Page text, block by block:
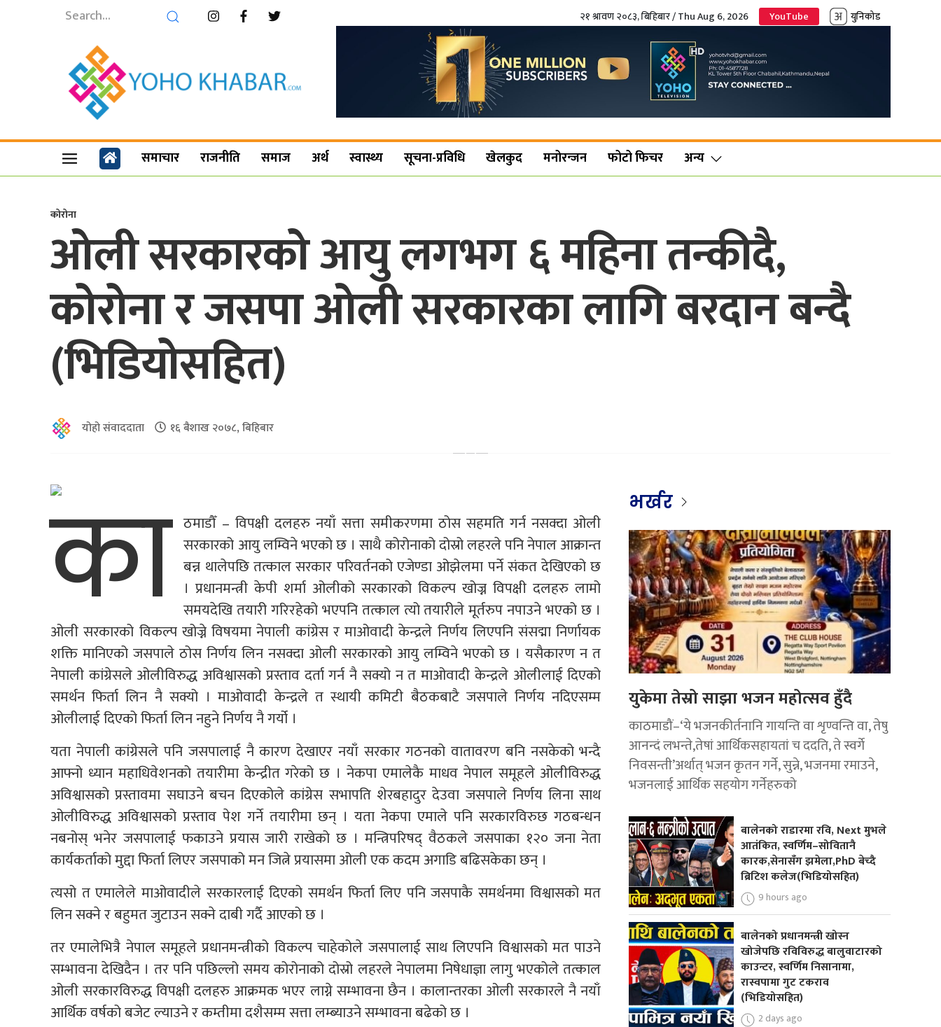
२१ श्रावण २०८३, बिहिबार / Thu Aug 6, 2026 YouTube युनिकोड
समाचार राजनीति समाज अर्थ स्वास्थ्य सूचना-प्रविधि खेलकुद मनोरन्जन फोटो फिचर अन्य
कोरोना
ओली सरकारको आयु लगभग ६ महिना तन्कीदै,
कोरोना र जसपा ओली सरकारका लागि बरदान बन्दै
(भिडियोसहित)
योहो संवाददाता १६ बैशाख २०७८, बिहिबार
का ठमाडौँ – विपक्षी दलहरु नयाँ सत्ता समीकरणमा ठोस सहमति गर्न नसक्दा ओली
सरकारको आयु लम्विने भएको छ । साथै कोरोनाको दोस्रो लहरले पनि नेपाल आक्रान्त
बन्न थालेपछि तत्काल सरकार परिवर्तनको एजेण्डा ओझेलमा पर्ने संकत देखिएको छ
। प्रधानमन्त्री केपी शर्मा ओलीको सरकारको विकल्प खोज्न विपक्षी दलहरु लामो
समयदेखि तयारी गरिरहेको भएपनि तत्काल त्यो तयारीले मूर्तरुप नपाउने भएको छ ।
ओली सरकारको विकल्प खोज्ने विषयमा नेपाली कांग्रेस र माओवादी केन्द्रले निर्णय लिएपनि संसद्मा निर्णायक
शक्ति मानिएको जसपाले ठोस निर्णय लिन नसक्दा ओली सरकारको आयु लम्विने भएको छ । यसैकारण न त
नेपाली कांग्रेसले ओलीविरुद्ध अविश्वासको प्रस्ताव दर्ता गर्न नै सक्यो न त माओवादी केन्द्रले ओलीलाई दिएको
समर्थन फिर्ता लिन नै सक्यो । माओवादी केन्द्रले त स्थायी कमिटी बैठकबाटै जसपाले निर्णय नदिएसम्म
ओलीलाई दिएको फिर्ता लिन नहुने निर्णय नै गर्यो ।
यता नेपाली कांग्रेसले पनि जसपालाई नै कारण देखाएर नयाँ सरकार गठनको वातावरण बनि नसकेको भन्दै
आफ्नो ध्यान महाधिवेशनको तयारीमा केन्द्रीत गरेको छ । नेकपा एमालेकै माधव नेपाल समूहले ओलीविरुद्ध
अविश्वासको प्रस्तावमा सघाउने बचन दिएकोले कांग्रेस सभापति शेरबहादुर देउवा जसपाले निर्णय लिना साथ
ओलीविरुद्ध अविश्वासको प्रस्ताव पेश गर्ने तयारीमा छन् । यता नेकपा एमाले पनि सरकारविरुछ गठबन्धन
नबनोस् भनेर जसपालाई फकाउने प्रयास जारी राखेको छ । मन्त्रिपरिषद् वैठकले जसपाका १२० जना नेता
कार्यकर्ताको मुद्दा फिर्ता लिएर जसपाको मन जित्ने प्रयासमा ओली एक कदम अगाडि बढिसकेका छन् ।
त्यसो त एमालेले माओवादीले सरकारलाई दिएको समर्थन फिर्ता लिए पनि जसपाकै समर्थनमा विश्वासको मत
लिन सक्ने र बहुमत जुटाउन सक्ने दाबी गर्दै आएको छ ।
तर एमालेभित्रै नेपाल समूहले प्रधानमन्त्रीको विकल्प चाहेकोले जसपालाई साथ लिएपनि विश्वासको मत पाउने
सम्भावना देखिदैन । तर पनि पछिल्लो समय कोरोनाको दोस्रो लहरले नेपालमा निषेधाज्ञा लागु भएकोले तत्काल
ओली सरकारविरुद्ध विपक्षी दलहरु आक्रमक भएर लाग्ने सम्भावना छैन । कालान्तरका ओली सरकारले नै नयाँ
आर्थिक वर्षको बजेट ल्याउने र कम्तीमा दशैसम्म सत्ता लम्ब्याउने सम्भावना बढेको छ ।
भर्खर
युकेमा तेस्रो साझा भजन महोत्सव हुँदै
काठमाडौं–‘ये भजनकीर्तनानि गायन्ति वा शृण्वन्ति वा, तेषु
आनन्दं लभन्ते,तेषां आर्थिकसहायतां च ददति, ते स्वर्गे
निवसन्ती’अर्थात् भजन कृतन गर्ने, सुन्ने, भजनमा रमाउने,
भजनलाई आर्थिक सहयोग गर्नेहरुको
बालेनको राडारमा रवि, Next मुभले
आतंकित, स्वर्णिम–सोवितानै
कारक,सेनासँग झमेला,PhD बेच्दै
ब्रिटिश कलेज(भिडियोसहित)
9 hours ago
बालेनको प्रधानमन्त्री खोस्न
खोजेपछि रविविरुद्ध बालुवाटारको
काउन्टर, स्वर्णिम निसानामा,
रास्वपामा गुट टकराव
(भिडियोसहित)
2 days ago